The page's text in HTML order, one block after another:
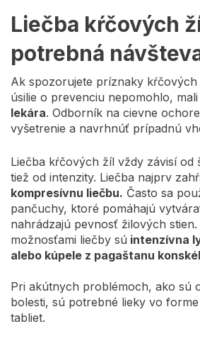
Liečba kŕčových
potrebná
Ak spozorujete príznaky kŕčových
úsilie o prevenciu nepomohlo,
lekára. Odborník na cievne
vyšetrenie a navrhnúť prípadnú
Liečba kŕčových žíl vždy závisí od
tiež od intenzity. Liečba najprv
kompresívnu liečbu. Často sa
pančuchy, ktoré pomáhajú
nahrádzajú pevnosť žilových stien.
možnosťami liečby sú intenzívna
alebo kúpele z pagaštanu
Pri akútnych problémoch, ako sú
bolesti, sú potrebné lieky vo
tabliet.